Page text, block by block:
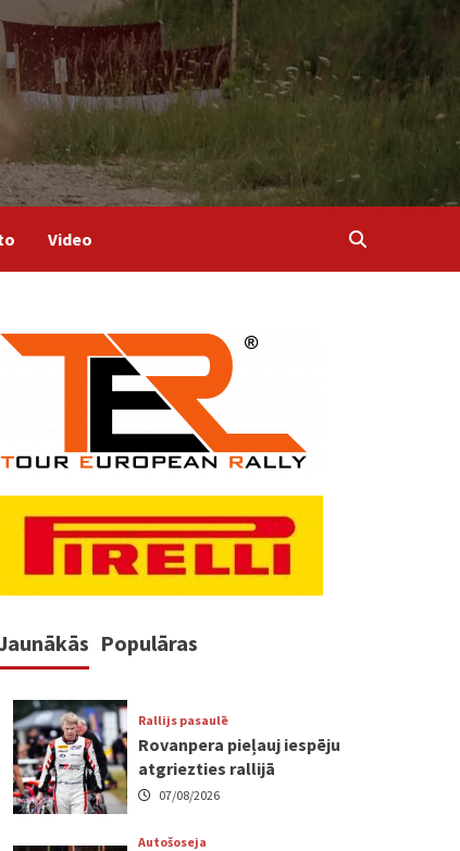
Video
Populāras
Rallijs pasaulē
Rovanpera pieļauj iespēju
atgriezties rallijā
07/08/2026
Autošoseja